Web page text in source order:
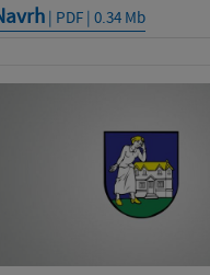
| PDF | 0.34 Mb